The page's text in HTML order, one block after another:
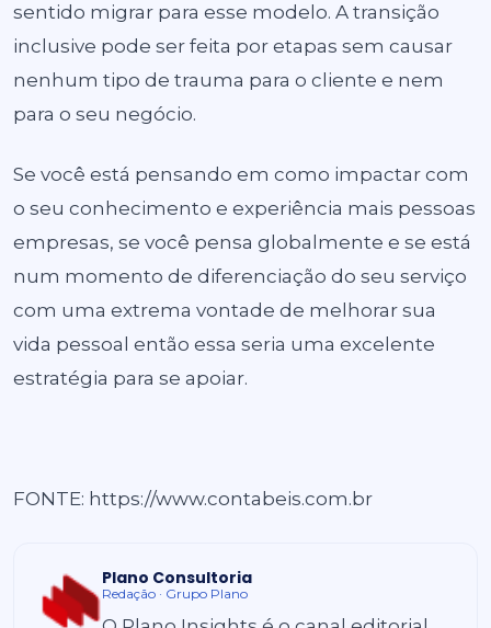
sentido migrar para esse modelo. A transição
inclusive pode ser feita por etapas sem causar
nenhum tipo de trauma para o cliente e nem
para o seu negócio.
Se você está pensando em como impactar com
o seu conhecimento e experiência mais pessoas
empresas, se você pensa globalmente e se está
num momento de diferenciação do seu serviço
com uma extrema vontade de melhorar sua
vida pessoal então essa seria uma excelente
estratégia para se apoiar.
FONTE: https://www.contabeis.com.br
Plano Consultoria
Redação · Grupo Plano